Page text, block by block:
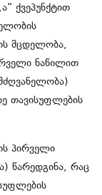
ქვეპუნქტით
მცდელობა,
ნაწილით
თავისუფლების
პირველი
წარედგინა, რაც